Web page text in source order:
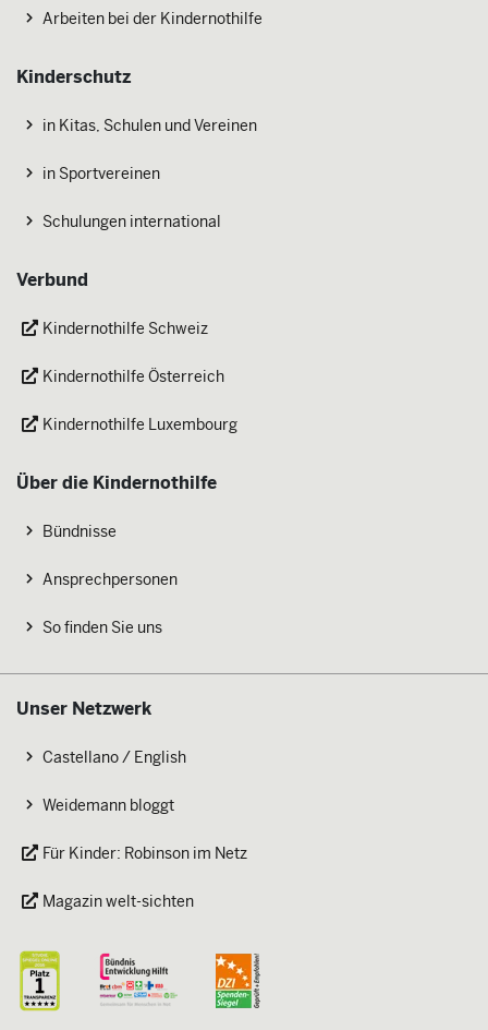
Arbeiten bei der Kindernothilfe
Kinderschutz
in Kitas, Schulen und Vereinen
in Sportvereinen
Schulungen international
Verbund
Kindernothilfe Schweiz
Kindernothilfe Österreich
Kindernothilfe Luxembourg
Über die Kindernothilfe
Bündnisse
Ansprechpersonen
So finden Sie uns
Unser Netzwerk
Castellano / English
Weidemann bloggt
Für Kinder: Robinson im Netz
Magazin welt-sichten